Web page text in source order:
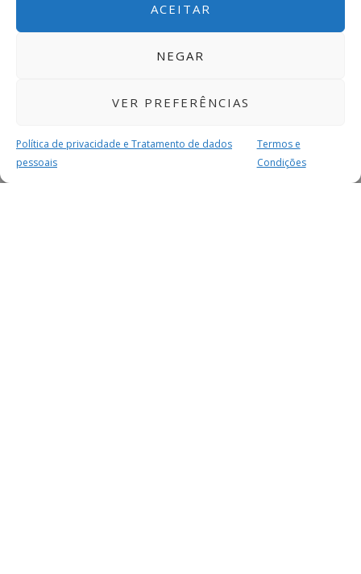
ACEITAR
NEGAR
VER PREFERÊNCIAS
Política de privacidade e Tratamento de dados
pessoais
Termos e
Condições